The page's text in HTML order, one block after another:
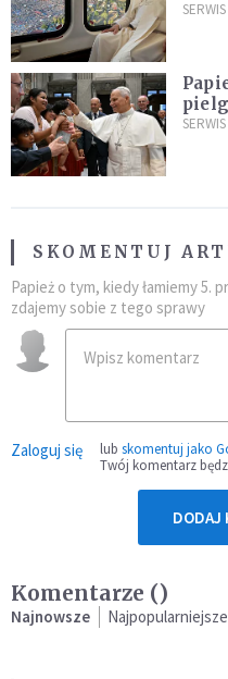
SKOMENTUJ
Papież o tym, kiedy łamiemy 5.
zdajemy sobie z tego sprawy
Zaloguj się lub skomentuj jako
Twój komentarz
DODAJ
Komentarze ()
Najnowsze Najpopularniejsze